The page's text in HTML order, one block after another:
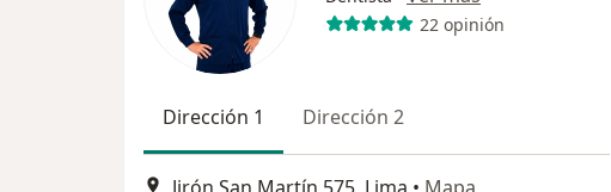
22 opinión
Dirección 1 Dirección 2